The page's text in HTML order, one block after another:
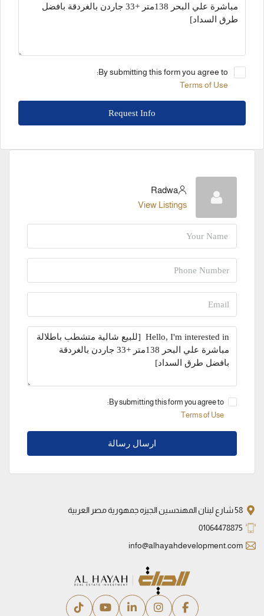
By submitting this form you agree to:
Terms of Use
Request Info
Radwa
View Listings
By submitting this form you agree to:
Terms of Use
ارسال رسالة
58 شارع لبنان المهندسين الجيزه جمهورية مصر العربية
01064478875
info@alhayahdevelopment.com